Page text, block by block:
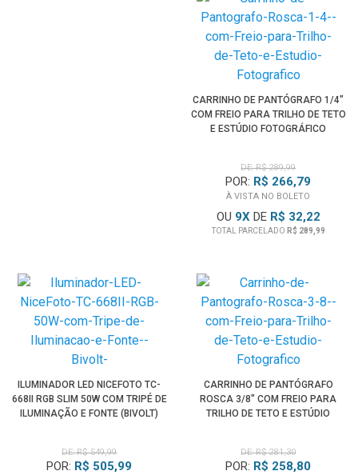
CARRINHO DE PANTÓGRAFO 1/4"
COM FREIO PARA TRILHO DE TETO
E ESTÚDIO FOTOGRÁFICO
DE: R$ 289,99
POR: R$ 266,79
À VISTA NO BOLETO
OU 9XDE R$ 32,22
TOTAL PARCELADO R$ 289,99
ILUMINADOR LED NICEFOTO TC-
668II RGB SLIM 50W COM TRIPÉ DE
ILUMINAÇÃO E FONTE (BIVOLT)
DE: R$ 549,99
POR: R$ 505,99
CARRINHO DE PANTÓGRAFO
ROSCA 3/8" COM FREIO PARA
TRILHO DE TETO E ESTÚDIO
DE: R$ 281,30
POR: R$ 258,80